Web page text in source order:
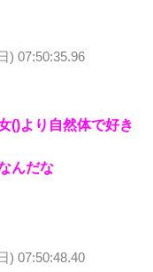
) 07:50:35.96
()より自然体で好き
んだな
) 07:50:48.40